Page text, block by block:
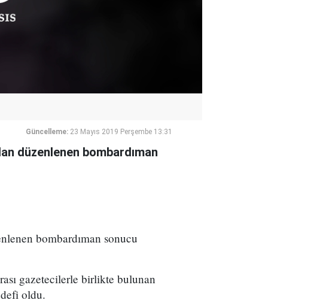
Güncelleme: 23 Mayıs 2019 Perşembe 13:31
düzenlenen bombardıman
bombardıman sonucu
gazetecilerle birlikte bulunan
oldu.